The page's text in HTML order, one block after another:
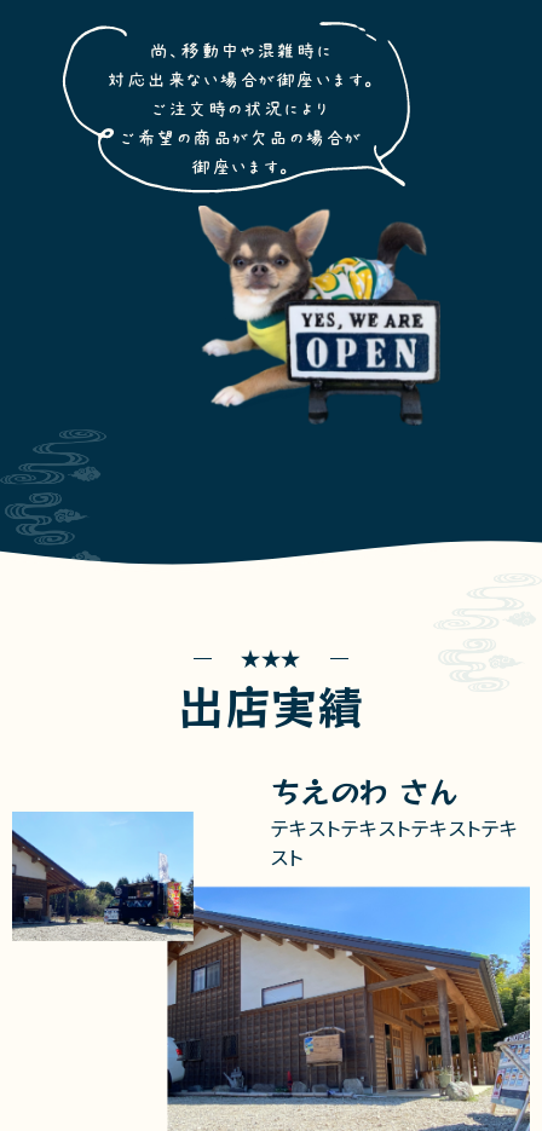
尚、移動中や混雑時に
対応出来ない場合が御座います。
ご注文時の状況により
ご希望の商品が欠品の場合が
御座います。
出店実績
ちえのわ さん
テキストテキストテキストテキ
スト